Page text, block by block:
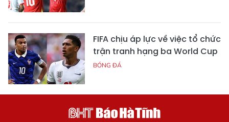
FIFA chịu áp lực về việc tổ chức
trận tranh hạng ba World Cup
BÓNG ĐÁ